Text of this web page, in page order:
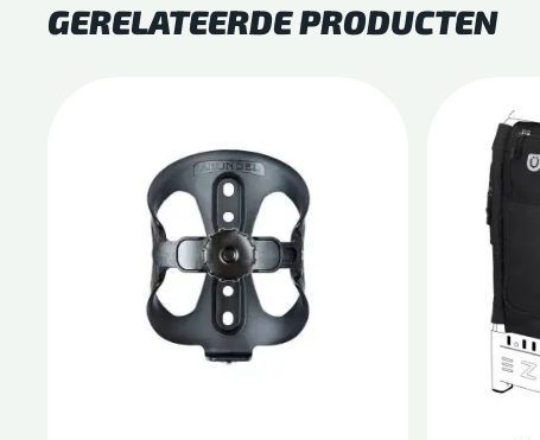
GERELATEERDE PRODUCTEN
product
heeft
meerdere
variaties.
Deze
optie
kan